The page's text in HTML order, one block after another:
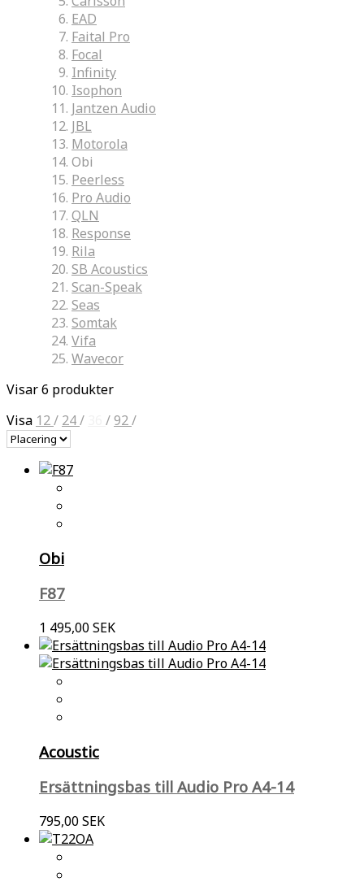
EAD
Faital Pro
Focal
Infinity
Isophon
Jantzen Audio
JBL
Motorola
Obi
Peerless
Pro Audio
QLN
Response
Rila
SB Acoustics
Scan-Speak
Seas
Somtak
Vifa
Wavecor
Visar 6 produkter
Visa 12/ 24/ /92/
Obi
F87
1 495,00 SEK
Acoustic
Ersättningsbas till Audio Pro A4-14
795,00 SEK